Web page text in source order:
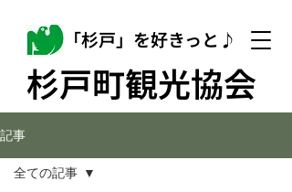
「杉戸」を好きっと♪
杉戸町観光協会
記事
全ての記事